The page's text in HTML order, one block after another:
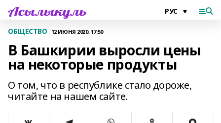
ОБЩЕСТВО 12 ИЮНЯ 2020, 17:50
В Башкирии выросли цены
на некоторые продукты
О том, что в республике стало дороже,
читайте на нашем сайте.